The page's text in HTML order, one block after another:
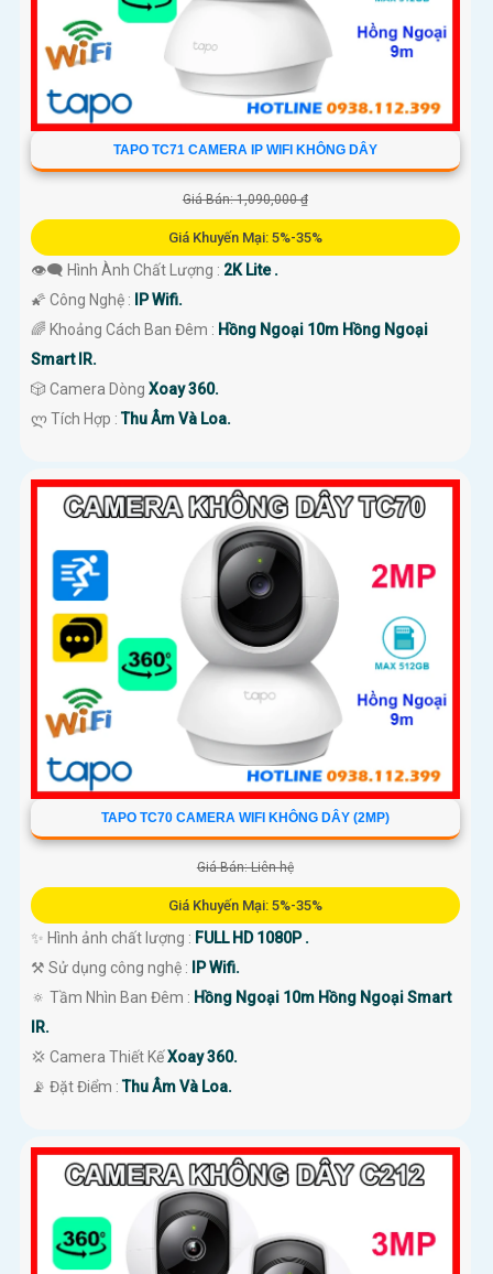
TAPO TC71 CAMERA IP WIFI KHÔNG DÂY
Giá Bán: 1,090,000 ₫
Giá Khuyến Mại: 5%-35%
👁️‍🗨 Hình Ành Chất Lượng : 2K Lite .
🌠 Công Nghệ : IP Wifi.
🌈 Khoảng Cách Ban Đêm : Hồng Ngoại 10m Hồng Ngoại
Smart IR.
🎲 Camera Dòng Xoay 360.
️ლ Tích Hợp :Thu Âm Và Loa.
TAPO TC70 CAMERA WIFI KHÔNG DÂY (2MP)
Giá Bán: Liên hệ
Giá Khuyến Mại: 5%-35%
✨ Hình ảnh chất lượng : FULL HD 1080P .
⚒ Sử dụng công nghệ : IP Wifi.
🔅 Tầm Nhìn Ban Đêm : Hồng Ngoại 10m Hồng Ngoại Smart
IR.
💢 Camera Thiết KếXoay 360.
️📡 Đặt Điểm :Thu Âm Và Loa.